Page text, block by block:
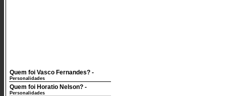
Quem foi Vasco Fernandes? -
Personalidades
Quem foi Horatio Nelson? -
Personalidades